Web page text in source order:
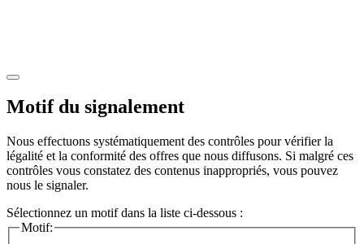
Motif du signalement
Nous effectuons systématiquement des contrôles pour vérifier la
légalité et la conformité des offres que nous diffusons. Si malgré ces
contrôles vous constatez des contenus inappropriés, vous pouvez
nous le signaler.
Sélectionnez un motif dans la liste ci-dessous :
Motif: